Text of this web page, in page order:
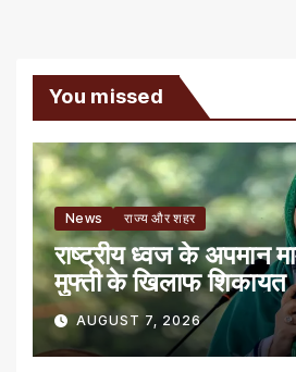
You missed
News राज्य और शहर
राष्ट्रीय ध्वज के अपमान
मुफ्ती के खिलाफ शिकायत
AUGUST 7, 2026